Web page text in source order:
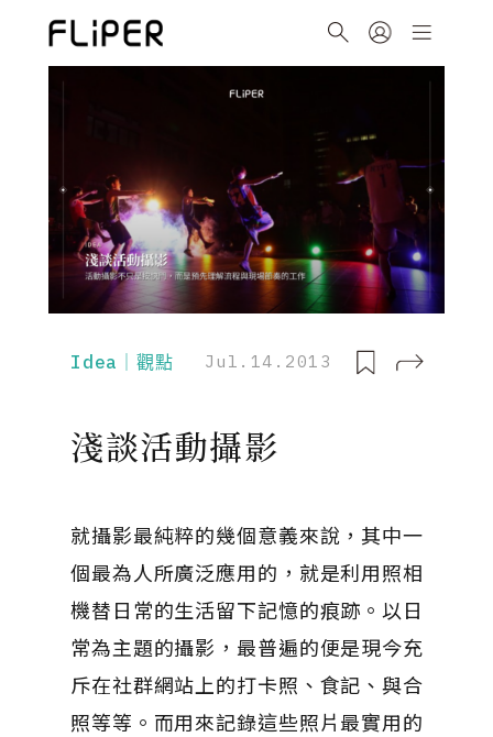
Idea｜觀點 Jul.14.2013
淺談活動攝影
就攝影最純粹的幾個意義來說，其中一
個最為人所廣泛應用的，就是利用照相
機替日常的生活留下記憶的痕跡。以日
常為主題的攝影，最普遍的便是現今充
斥在社群網站上的打卡照、食記、與合
照等等。而用來記錄這些照片最實用的